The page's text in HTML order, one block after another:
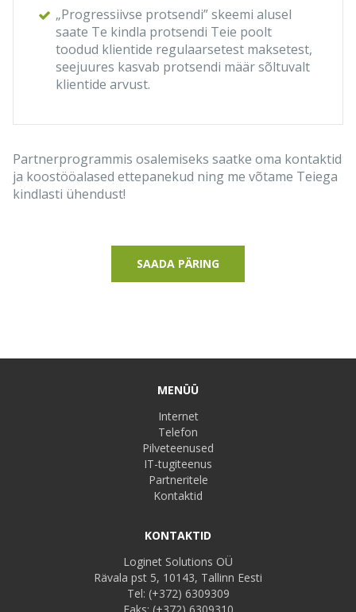
„Progressiivse protsendi” skeemi alusel
saate Te kindla protsendi Teie poolt
toodud klientide regulaarsetest maksetest,
seejuures kasvab protsendi määr sõltuvalt
klientide arvust.
Partnerprogrammis osalemiseks saatke oma kontaktid
ja koostööalased ettepanekud ning me võtame Teiega
kindlasti ühendust!
SAADA PÄRING
MENÜÜ
Internet
Telefon
Pilveteenused
IT-tugiteenus
Partneritele
Kontaktid
KONTAKTID
Loginet Solutions OÜ
Rävala pst 5, 10143, Tallinn Eesti
Tel: (+372) 6309309